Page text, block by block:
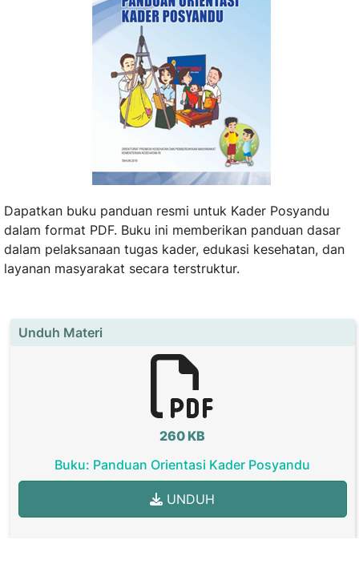
Dapatkan buku panduan resmi untuk Kader Posyandu
dalam format PDF. Buku ini memberikan panduan dasar
dalam pelaksanaan tugas kader, edukasi kesehatan, dan
layanan masyarakat secara terstruktur.
Unduh Materi
260 KB
Buku: Panduan Orientasi Kader Posyandu
UNDUH